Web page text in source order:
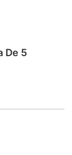
De 5